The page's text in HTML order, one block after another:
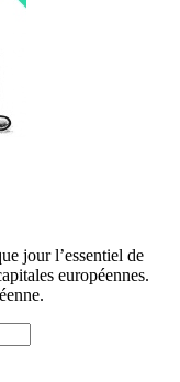
jour l’essentiel de
européennes.